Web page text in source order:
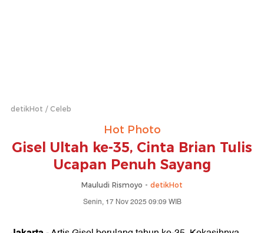
detikHot Celeb
Hot Photo
Gisel Ultah ke-35, Cinta Brian Tulis
Ucapan Penuh Sayang
Mauludi Rismoyo - detikHot
Senin, 17 Nov 2025 09:09 WIB